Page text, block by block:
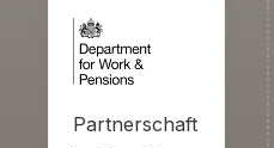
Partnerschaft